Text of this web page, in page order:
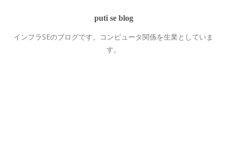
puti se blog
インフラSEのブログです。コンピュータ関係を生業としていま
す。